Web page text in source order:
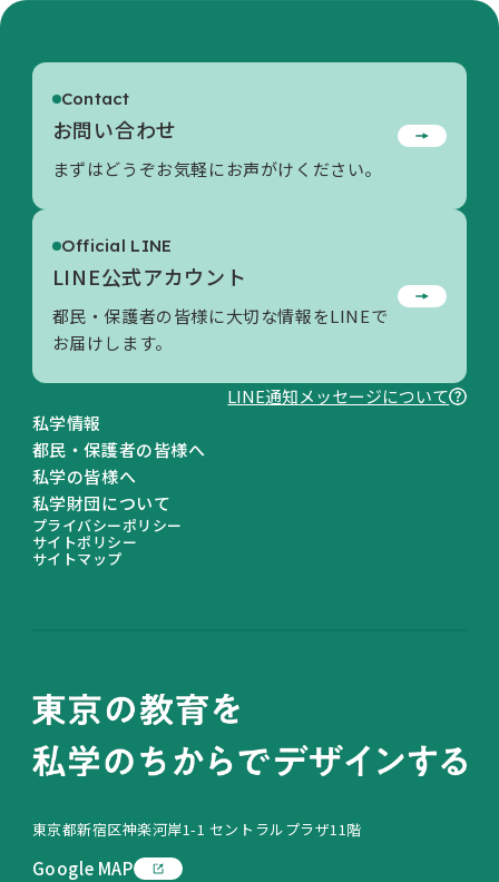
活動内容/各種資料
東京都新宿区神楽河岸1-1 セントラルプラザ11階
Google MAP
私学情報
都民・保護者の皆様へ
私学の皆様へ
私学財団について
プライバシーポリシー
サイトポリシー
サイトマップ
Contact
お問い合わせ
まずはどうぞお気軽にお声がけください。
Official LINE
LINE公式アカウント
都民・保護者の皆様に大切な情報をLINEで
お届けします。
LINE通知メッセージについて